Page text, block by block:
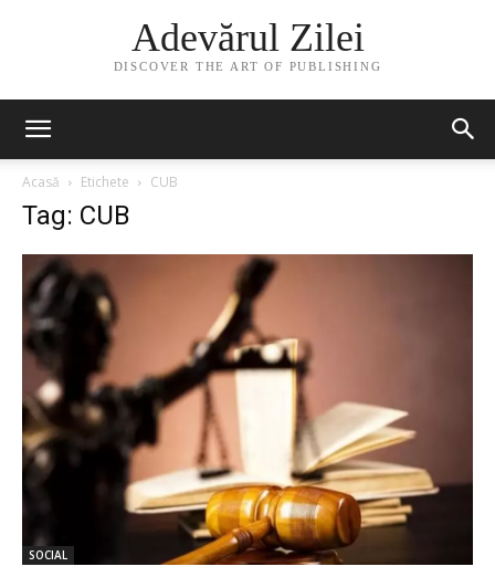
Adevărul Zilei
DISCOVER THE ART OF PUBLISHING
Acasă Etichete CUB
Tag: CUB
SOCIAL